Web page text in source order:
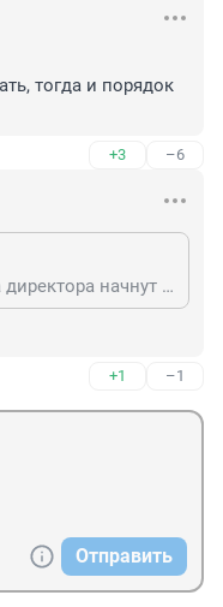
тогда и порядок
+3 –6
Вот тут однозначно за! Когда директора начнут отвечать, тогда и порядок будет.
+1 –1
Отправить